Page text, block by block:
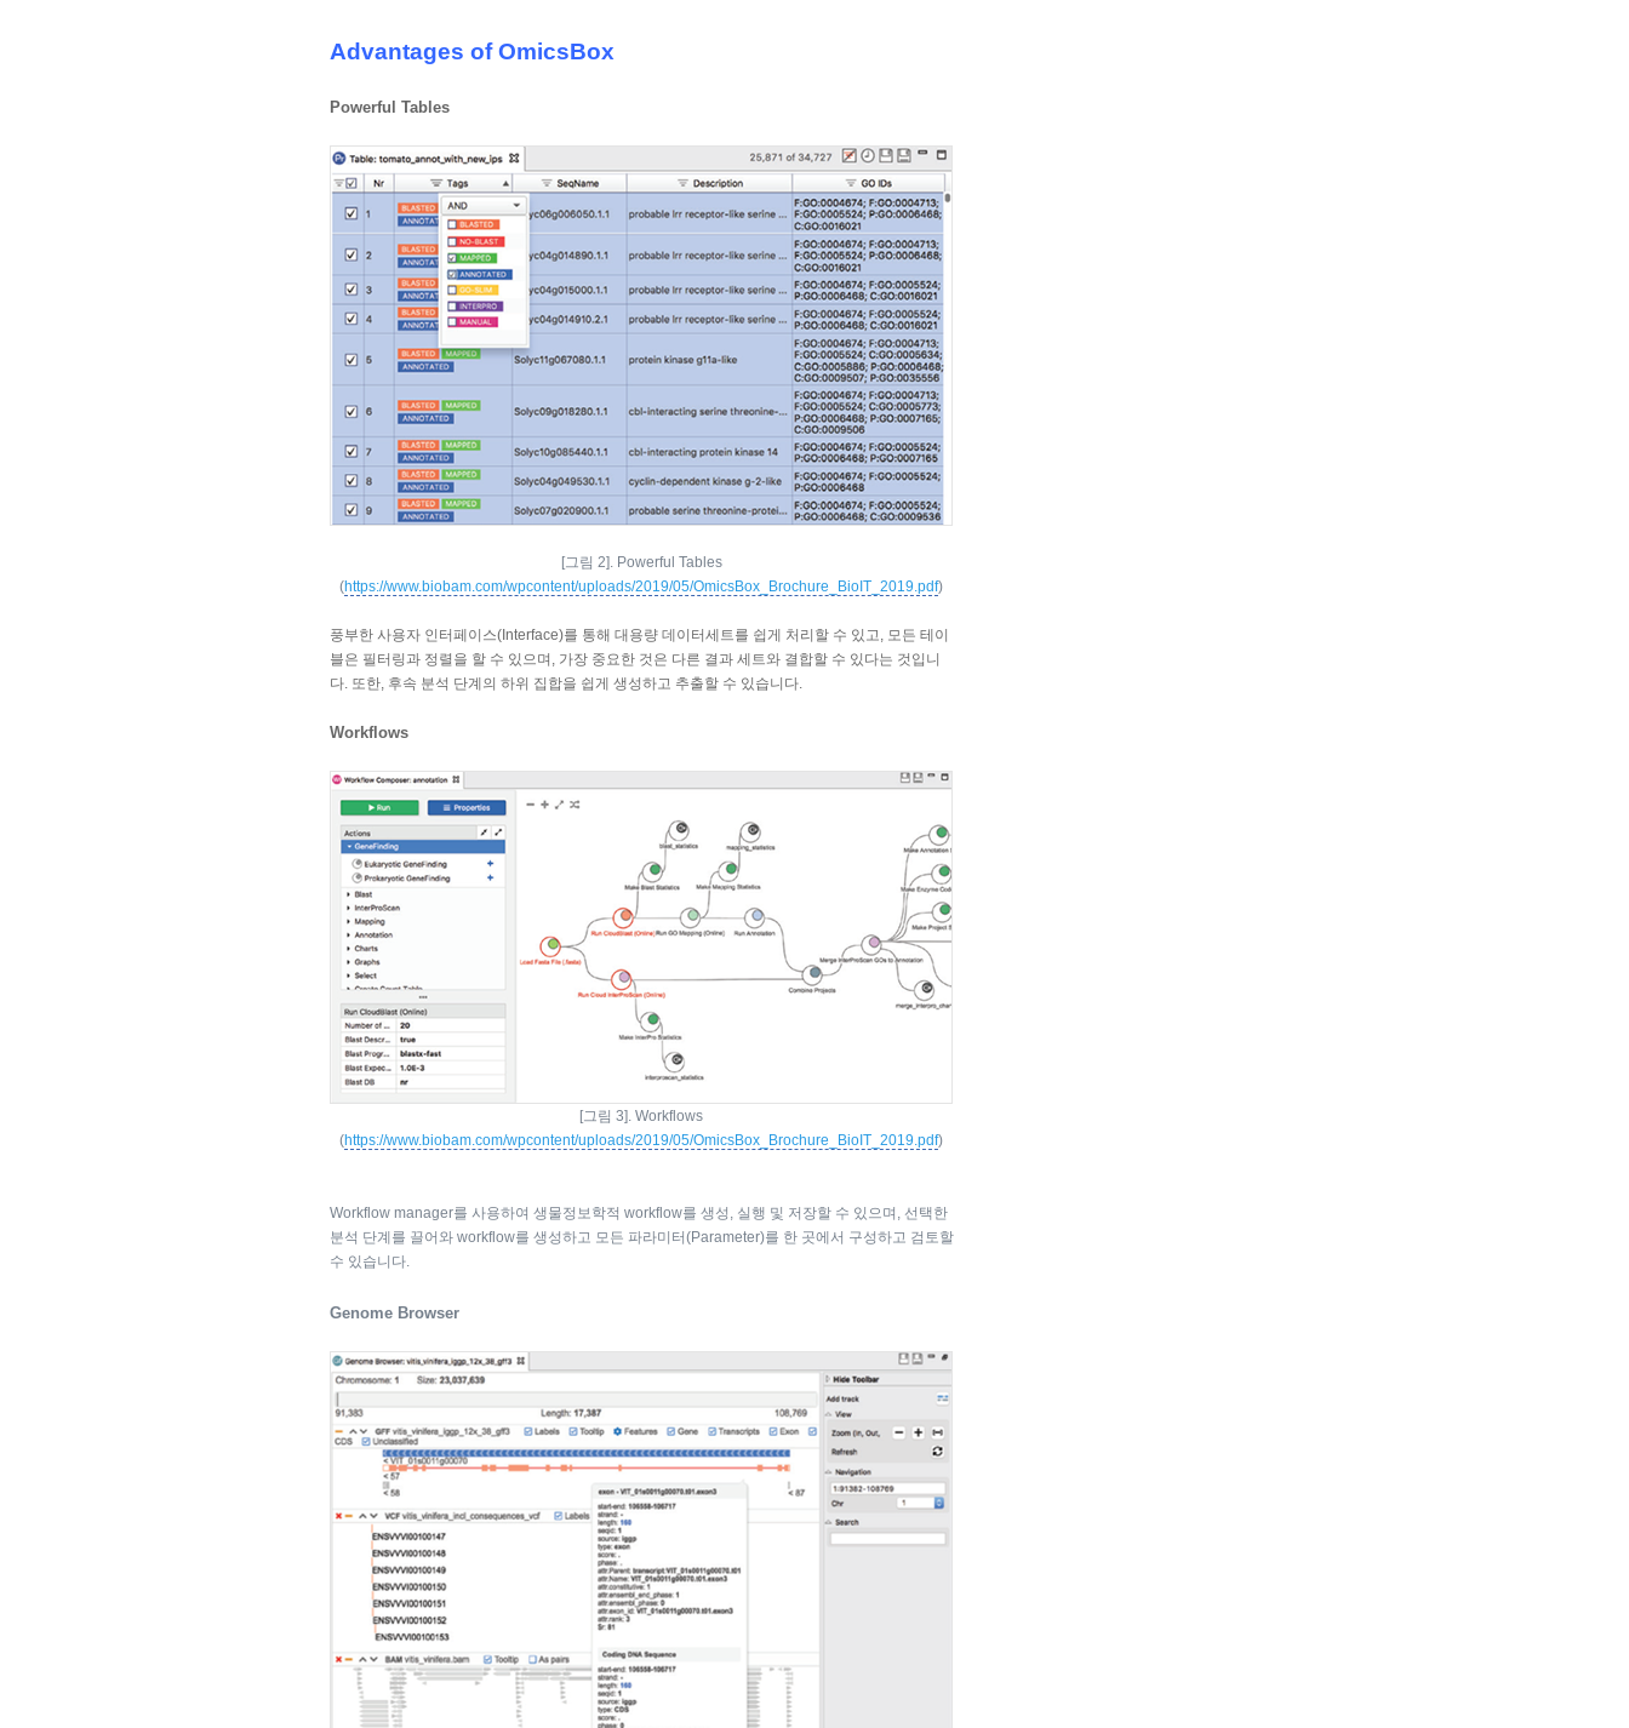
Advantages of OmicsBox
Powerful Tables
[그림 2]. Powerful Tables
(https://www.biobam.com/wpcontent/uploads/2019/05/OmicsBox_Brochure_BioIT_2019.pdf)
풍부한 사용자 인터페이스(Interface)를 통해 대용량 데이터세트를 쉽게 처리할 수 있고, 모든 테이
블은 필터링과 정렬을 할 수 있으며, 가장 중요한 것은 다른 결과 세트와 결합할 수 있다는 것입니
다. 또한, 후속 분석 단계의 하위 집합을 쉽게 생성하고 추출할 수 있습니다.
Workflows
[그림 3]. Workflows
(https://www.biobam.com/wpcontent/uploads/2019/05/OmicsBox_Brochure_BioIT_2019.pdf)
Workflow manager를 사용하여 생물정보학적 workflow를 생성, 실행 및 저장할 수 있으며, 선택한
분석 단계를 끌어와 workflow를 생성하고 모든 파라미터(Parameter)를 한 곳에서 구성하고 검토할
수 있습니다.
Genome Browser